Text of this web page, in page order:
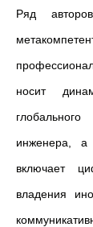
Ряд
носит
инженера, а
включает
владения